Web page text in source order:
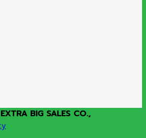
EXTRA BIG SALES CO.,